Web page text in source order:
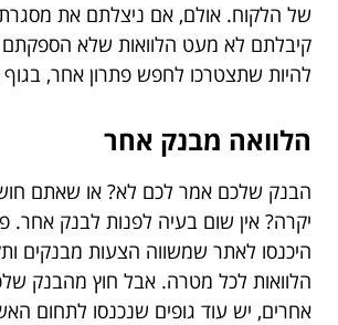
של הלקוח. אולם, אם ניצלתם את
קיבלתם לא מעט הלוואות שלא הספקתם
להיות שתצטרכו לחפש פתרון אחר,
הלוואה מבנק אחר
הבנק שלכם אמר לכם לא? או שאתם
יקרה? אין שום בעיה לפנות לבנק אחר.
היכנסו לאתר שמשווה הצעות מבנקים
הלוואות לכל מטרה. אבל חוץ מהבנק
אחרים, יש עוד גופים שנכנסו לתחום